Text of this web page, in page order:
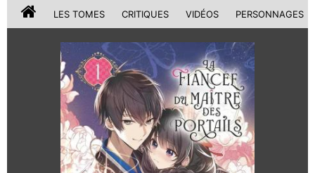
LES TOMES CRITIQUES VIDÉOS PERSONNAGES